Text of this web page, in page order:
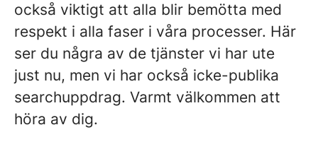
också viktigt att alla blir bemötta med
respekt i alla faser i våra processer. Här
ser du några av de tjänster vi har ute
just nu, men vi har också icke-publika
searchuppdrag. Varmt välkommen att
höra av dig.